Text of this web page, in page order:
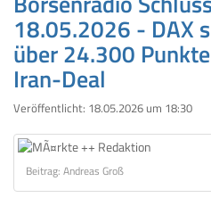
18.05.2026 - DAX
über 24.300
Iran-Deal
Veröffentlicht: 18.05.2026 um 18:30
Beitrag: Andreas Groß